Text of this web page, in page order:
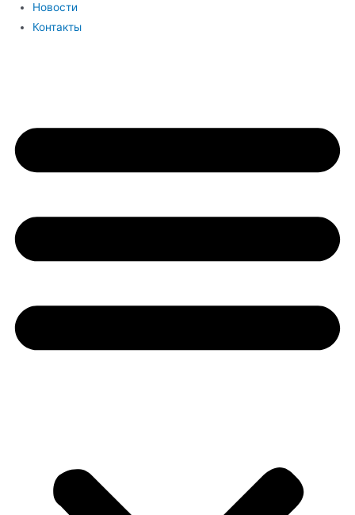
Новости
Контакты